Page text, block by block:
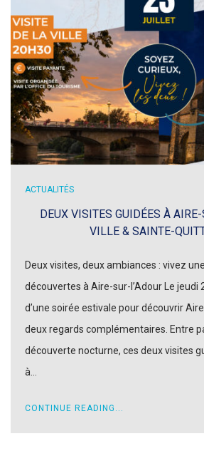
ACTUALITÉS
DEUX VISITES GUIDÉES À AIRE-
VILLE & SAINTE-
Deux visites, deux ambiances : vivez
découvertes à Aire-sur-l’Adour Le jeudi
d’une soirée estivale pour découvrir
deux regards complémentaires. Entre
découverte nocturne, ces deux visites
à…
CONTINUE READING...